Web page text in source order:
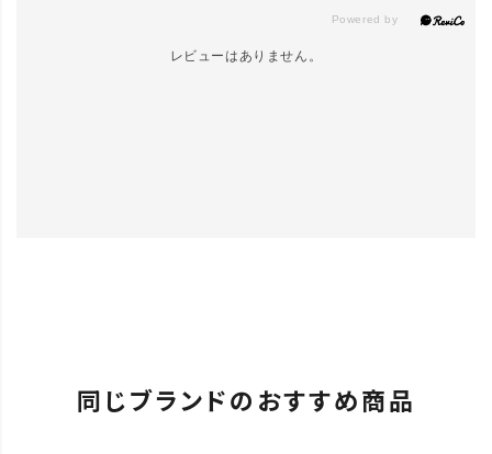
レビューはありません。
同じブランドのおすすめ商品